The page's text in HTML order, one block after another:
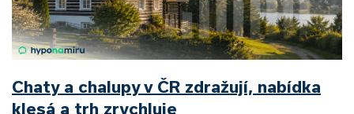
Chaty a chalupy v ČR zdražují, nabídka
klesá a trh zrychluje